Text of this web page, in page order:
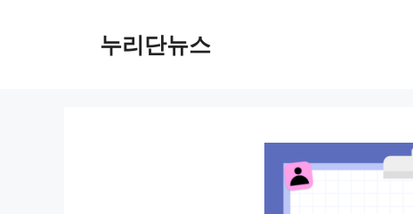
누리단뉴스